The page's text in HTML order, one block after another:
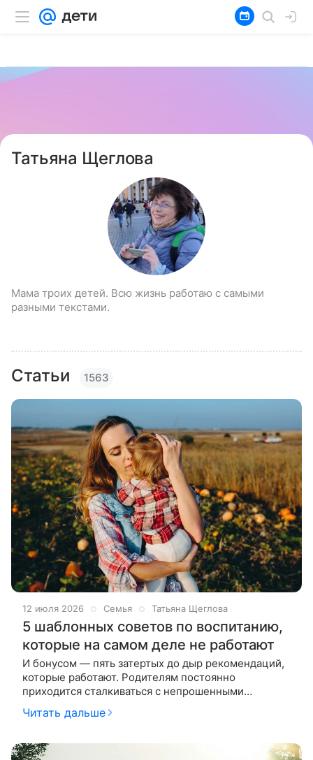
Татьяна Щеглова
Мама троих детей. Всю жизнь работаю с самыми
разными текстами.
Статьи 1563
12 июля 2026 Семья Татьяна Щеглова
5 шаблонных советов по воспитанию,
которые на самом деле не работают
И бонусом — пять затертых до дыр рекомендаций,
которые работают. Родителям постоянно
приходится сталкиваться с непрошенными
замечаниями окружающих по поводу воспитания
детей, и часто эти фразы – бесполезные
Читать дальше